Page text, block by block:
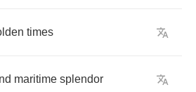
times
maritime splendor